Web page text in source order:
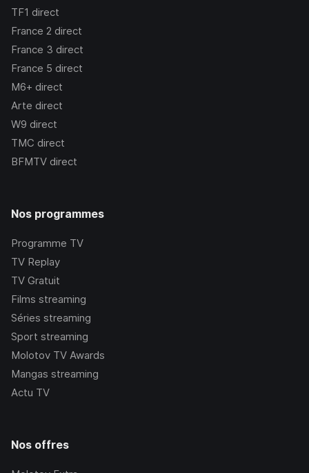
TF1 direct
France 2 direct
France 3 direct
France 5 direct
M6+ direct
Arte direct
W9 direct
TMC direct
BFMTV direct
Nos programmes
Programme TV
TV Replay
TV Gratuit
Films streaming
Séries streaming
Sport streaming
Molotov TV Awards
Mangas streaming
Actu TV
Nos offres